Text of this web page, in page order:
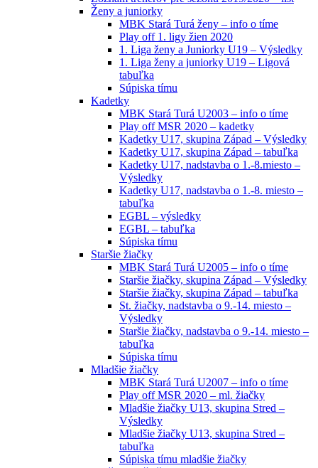
Ženy a juniorky
MBK Stará Turá ženy – info o tíme
Play off 1. ligy žien 2020
1. Liga ženy a Juniorky U19 – Výsledky
1. Liga ženy a juniorky U19 – Ligová
tabuľka
Súpiska tímu
Kadetky
MBK Stará Turá U2003 – info o tíme
Play off MSR 2020 – kadetky
Kadetky U17, skupina Západ – Výsledky
Kadetky U17, skupina Západ – tabuľka
Kadetky U17, nadstavba o 1.-8.miesto –
Výsledky
Kadetky U17, nadstavba o 1.-8. miesto –
tabuľka
EGBL – výsledky
EGBL – tabuľka
Súpiska tímu
Staršie žiačky
MBK Stará Turá U2005 – info o tíme
Staršie žiačky, skupina Západ – Výsledky
Staršie žiačky, skupina Západ – tabuľka
St. žiačky, nadstavba o 9.-14. miesto –
Výsledky
Staršie žiačky, nadstavba o 9.-14. miesto –
tabuľka
Súpiska tímu
Mladšie žiačky
MBK Stará Turá U2007 – info o tíme
Play off MSR 2020 – ml. žiačky
Mladšie žiačky U13, skupina Stred –
Výsledky
Mladšie žiačky U13, skupina Stred –
tabuľka
Súpiska tímu mladšie žiačky